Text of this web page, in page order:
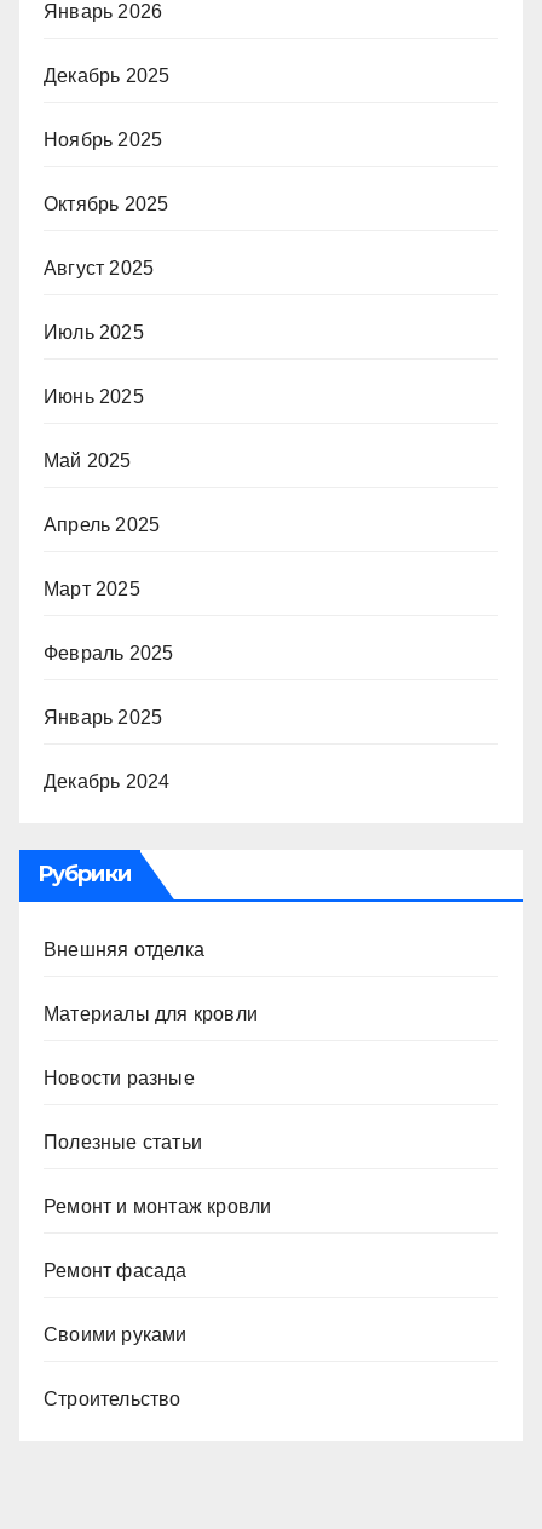
Январь 2026
Декабрь 2025
Ноябрь 2025
Октябрь 2025
Август 2025
Июль 2025
Июнь 2025
Май 2025
Апрель 2025
Март 2025
Февраль 2025
Январь 2025
Декабрь 2024
Рубрики
Внешняя отделка
Материалы для кровли
Новости разные
Полезные статьи
Ремонт и монтаж кровли
Ремонт фасада
Своими руками
Строительство